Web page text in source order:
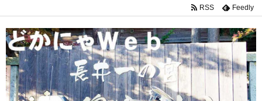
RSS Feedly